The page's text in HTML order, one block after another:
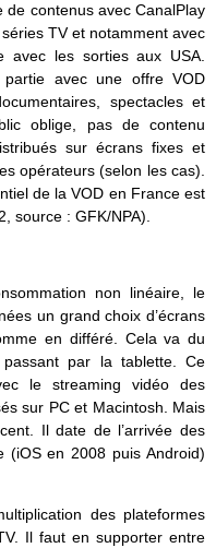
contenus avec CanalPlay
TV et notamment avec
avec les sorties aux USA.
avec une offre VOD
spectacles et
oblige, pas de contenu
sur écrans fixes et
opérateurs (selon les cas).
de la VOD en France est
source : GFK/NPA).
non linéaire, le
un grand choix d’écrans
en différé. Cela va du
par la tablette. Ce
le streaming vidéo des
sur PC et Macintosh. Mais
Il date de l’arrivée des
(iOS en 2008 puis Android)
des plateformes
Il faut en supporter entre